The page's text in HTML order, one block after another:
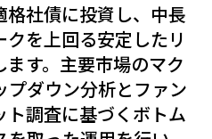
社債に投資し、中長
を上回る安定したリ
す。主要市場のマク
プダウン分析とファン
調査に基づくボトム